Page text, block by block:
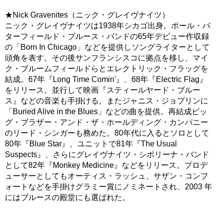
★Nick Gravenites（ニック・グレイヴナイツ）
ニック・グレイヴナイツは1938年シカゴ出身。ポール・バ
ターフィールド・ブルース・バンドの65年デビュー作収録
の「Born In Chicago」などを提供しソングライターとして
頭角を表す。その後サンフランシスコに拠点を移し、マイ
ク・ブルームフィールドらとエレクトリック・フラッグを
結成。67年『Long Time Comin'』、68年『Electric Flag』
をリリース。並行して映画『スティールヤード・ブルー
ス』などの音楽も手掛ける。またジャニス・ジョプリンに
「Buried Alive in the Blues」などの曲を提供。再結成ビッ
グ・ブラザー・アンド・ザ・ホールディング・カンパニー
のリード・シンガーも務めた。80年代に入るとソロとして
80年『Blue Star』、ユニットで81年『The Usual
Suspects』、さらにグレイヴナイツ・シポリーナ・バンド
として82年『Monkey Medicine』などをリリース。プロデ
ューサーとしてもオーティス・ラッシュ、サザン・コンフ
ォートなどを手掛けグラミー賞にノミネートされ、2003 年
にはブルースの殿堂にも選ばれた。